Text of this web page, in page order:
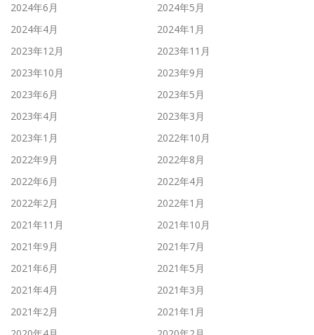
2024年6月
2024年5月
2024年4月
2024年1月
2023年12月
2023年11月
2023年10月
2023年9月
2023年6月
2023年5月
2023年4月
2023年3月
2023年1月
2022年10月
2022年9月
2022年8月
2022年6月
2022年4月
2022年2月
2022年1月
2021年11月
2021年10月
2021年9月
2021年7月
2021年6月
2021年5月
2021年4月
2021年3月
2021年2月
2021年1月